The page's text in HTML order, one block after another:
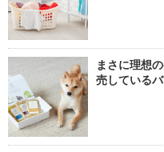
まさに理想
売している